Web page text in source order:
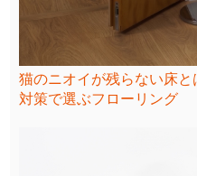
猫のニオイが残らない床
対策で選ぶフローリング